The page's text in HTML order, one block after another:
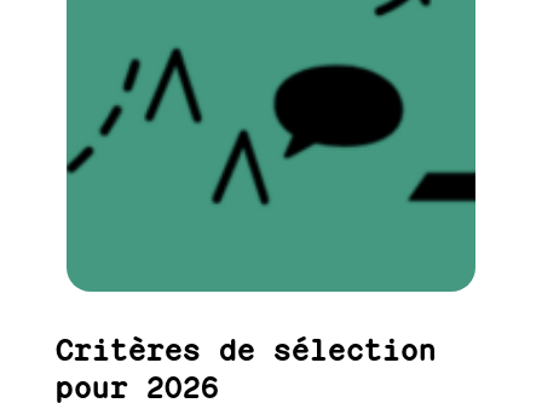
Critères de sélection
pour 2026